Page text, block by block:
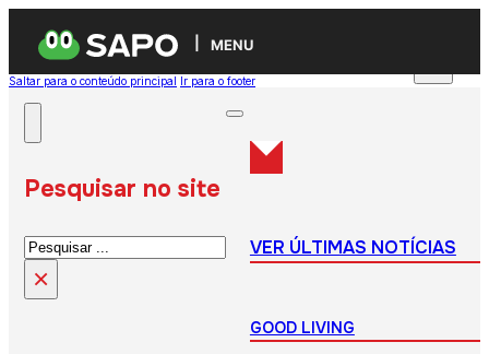
MENU
Saltar para o conteúdo principal Ir para o footer
Pesquisar no site
Pesquisar
×
VER ÚLTIMAS NOTÍCIAS
GOOD LIVING